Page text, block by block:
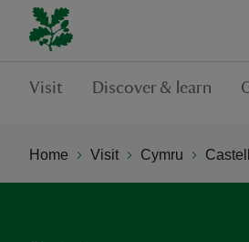
Visit Discover & learn
Home Visit Cymru